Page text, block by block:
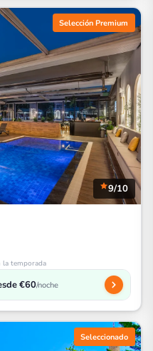
Selección Premium
9/10
la temporada
€60/noche
Seleccionado